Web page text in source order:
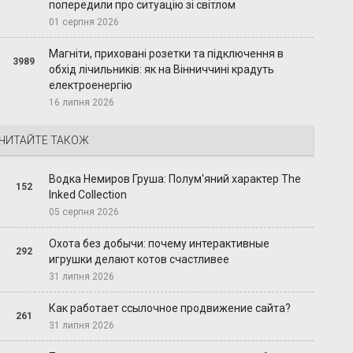
попередили про ситуацію зі світлом
01 серпня 2026
3989
Магніти, приховані розетки та підключення в
обхід лічильників: як на Вінниччині крадуть
електроенергію
16 липня 2026
ЧИТАЙТЕ ТАКОЖ
152
Водка Немиров Груша: Полум'яний характер The
Inked Collection
05 серпня 2026
292
Охота без добычи: почему интерактивные
игрушки делают котов счастливее
31 липня 2026
261
Как работает ссылочное продвижение сайта?
31 липня 2026